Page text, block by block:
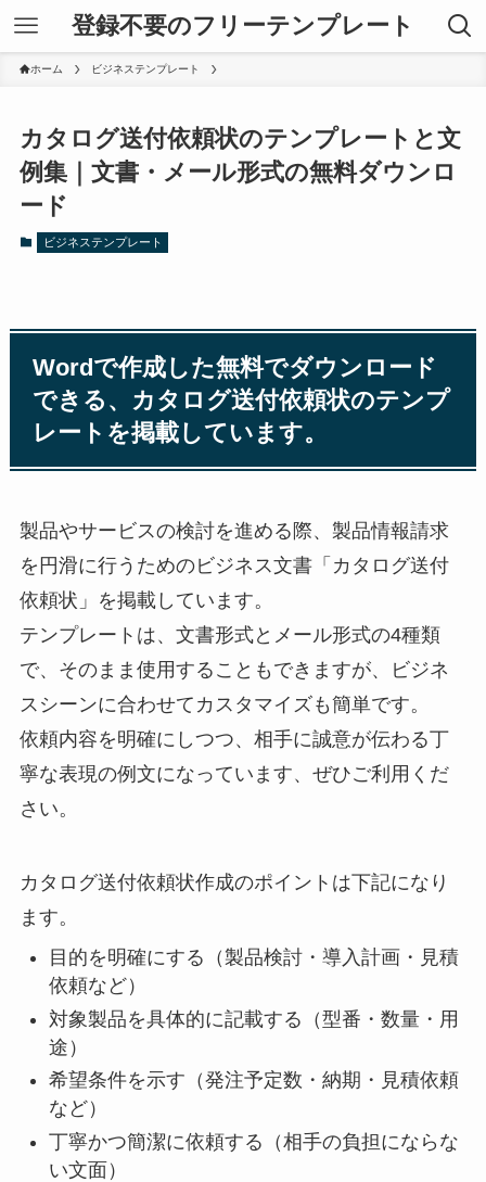
登録不要のフリーテンプレート
ホーム ビジネステンプレート
カタログ送付依頼状のテンプレートと文
例集｜文書・メール形式の無料ダウンロ
ード
ビジネステンプレート
Wordで作成した無料でダウンロード
できる、カタログ送付依頼状のテンプ
レートを掲載しています。
製品やサービスの検討を進める際、製品情報請求
を円滑に行うためのビジネス文書「カタログ送付
依頼状」を掲載しています。
テンプレートは、文書形式とメール形式の4種類
で、そのまま使用することもできますが、ビジネ
スシーンに合わせてカスタマイズも簡単です。
依頼内容を明確にしつつ、相手に誠意が伝わる丁
寧な表現の例文になっています、ぜひご利用くだ
さい。
カタログ送付依頼状作成のポイントは下記になり
ます。
目的を明確にする（製品検討・導入計画・見積
依頼など）
対象製品を具体的に記載する（型番・数量・用
途）
希望条件を示す（発注予定数・納期・見積依頼
など）
丁寧かつ簡潔に依頼する（相手の負担にならな
い文面）